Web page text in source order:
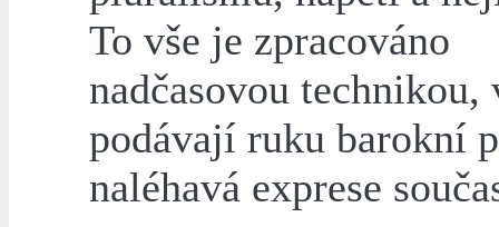
To vše je zpracováno
nadčasovou technikou,
podávají ruku barokní
naléhavá exprese